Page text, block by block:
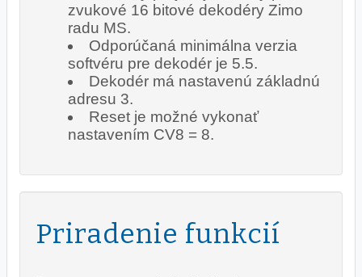
zvukové 16 bitové dekodéry Zimo
radu MS.
Odporúčaná minimálna verzia
softvéru pre dekodér je 5.5.
Dekodér má nastavenú základnú
adresu 3.
Reset je možné vykonať
nastavením CV8 = 8.
Priradenie funkcií